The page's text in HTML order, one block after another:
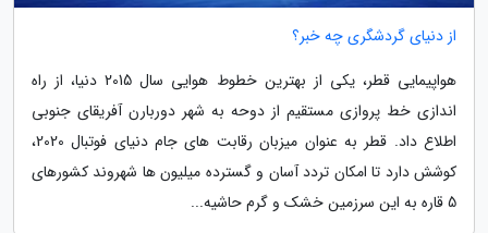
از دنیای گردشگری چه خبر؟
هواپیمایی قطر، یکی از بهترین خطوط هوایی سال 2015 دنیا، از راه
اندازی خط پروازی مستقیم از دوحه به شهر دوربارن آفریقای جنوبی
اطلاع داد. قطر به عنوان میزبان رقابت های جام دنیای فوتبال 2020،
کوشش دارد تا امکان تردد آسان و گسترده میلیون ها شهروند کشورهای
5 قاره به این سرزمین خشک و گرم حاشیه...